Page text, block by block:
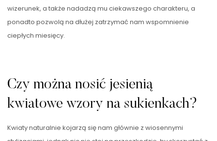
wizerunek, a także nadadzą mu ciekawszego charakteru, a
ponadto pozwolą na dłużej zatrzymać nam wspomnienie
ciepłych miesięcy.
Czy można nosić jesienią
kwiatowe wzory na sukienkach?
Kwiaty naturalnie kojarzą się nam głównie z wiosennymi